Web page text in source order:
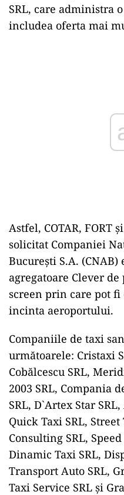
SRL, care administra
includea oferta mai
Astfel, COTAR, FORT
solicitat Companiei
București S.A.
agregatoare Clever
screen prin care pot
incinta aeroportului.
Companiile de taxi
următoarele: Cristaxi
Cobălcescu SRL,
2003 SRL, Compania
SRL, D`Artex Star
Quick Taxi SRL,
Consulting SRL,
Dinamic Taxi SRL,
Transport Auto SRL,
Taxi Service SRL și